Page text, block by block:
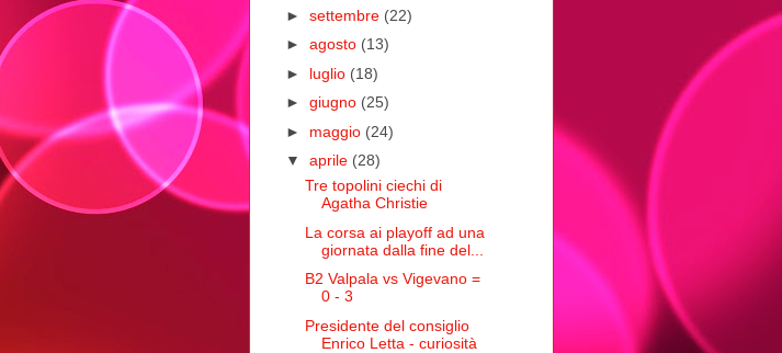
► settembre (22)
► agosto (13)
► luglio (18)
► giugno (25)
► maggio (24)
▼ aprile (28)
Tre topolini ciechi di
Agatha Christie
La corsa ai playoff ad una
giornata dalla fine del...
B2 Valpala vs Vigevano =
0 - 3
Presidente del consiglio
Enrico Letta - curiosità